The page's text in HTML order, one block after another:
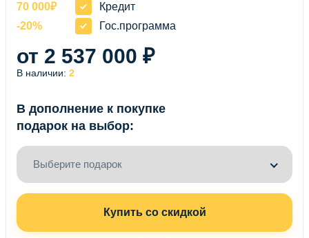
70 000₽
Кредит
-20%
Гос.программа
от 2 537 000 ₽
В наличии: 2
В дополнение к покупке
подарок на выбор:
Выберите подарок
Купить со скидкой